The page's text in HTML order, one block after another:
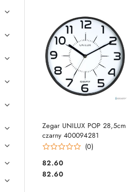
Zegar UNILUX POP 28,5cm
czarny 400094281
(0)
Cena:
82.60
Cena:
82.60
DO KOSZYKA